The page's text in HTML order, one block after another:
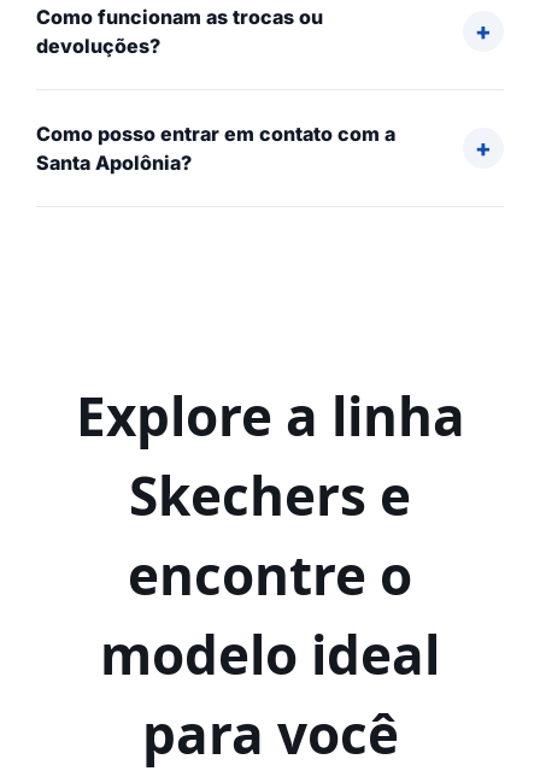
Como funcionam as trocas ou
devoluções?
Como posso entrar em contato com a
Santa Apolônia?
Explore a linha
Skechers e
encontre o
modelo ideal
para você